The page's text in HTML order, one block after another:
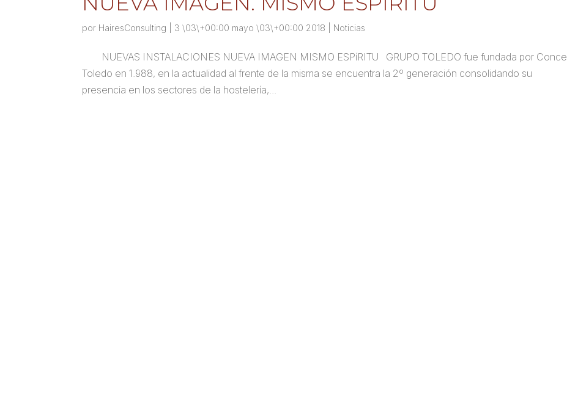
por HairesConsulting 3 \03\+00:00 mayo \03\+00:00 2018 Noticias
NUEVAS INSTALACIONES NUEVA IMAGEN MISMO ESPíRITU GRUPO TOLEDO fue fundada por Conce
Toledo en 1.988, en la actualidad al frente de la misma se encuentra la 2º generación consolidando su
presencia en los sectores de la hostelería,...